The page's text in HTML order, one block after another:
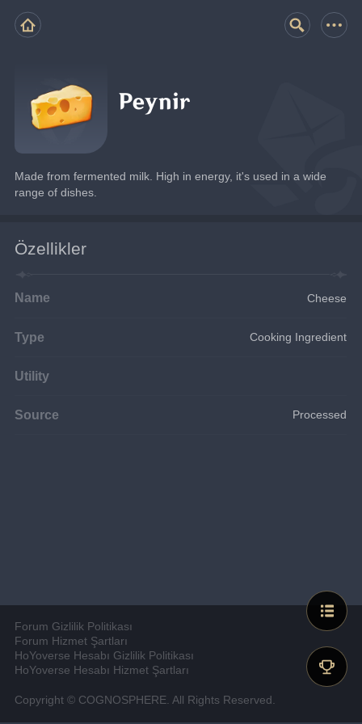
Peynir
Made from fermented milk. High in energy, it's used in a wide
range of dishes.
Özellikler
Name Cheese
Type Cooking Ingredient
Utility
Source Processed
Forum Gizlilik Politikası
Forum Hizmet Şartları
HoYoverse Hesabı Gizlilik Politikası
HoYoverse Hesabı Hizmet Şartları
Copyright © COGNOSPHERE. All Rights Reserved.